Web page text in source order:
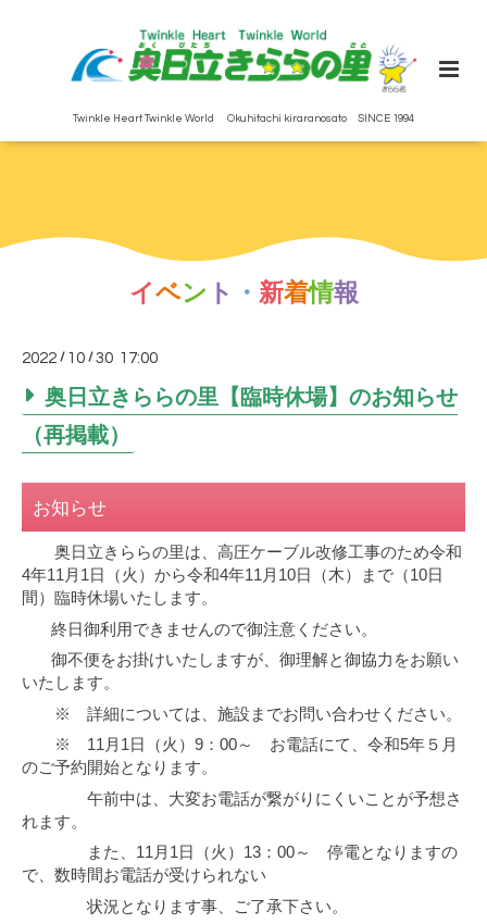
Twinkle Heart Twinkle World Okuhitachi kiraranosato SINCE 1994
イ ベン ト ・ 新着情報
2022 / 10 /30 17:00
奥日立きららの里【臨時休場】のお知らせ
（再掲載）
お知らせ
奥日立きららの里は、高圧ケーブル改修工事のため令和
4年11月1日（火）から令和4年11月10日（木）まで（10日
間）臨時休場いたします。
終日御利用できませんので御注意ください。
御不便をお掛けいたしますが、御理解と御協力をお願い
いたします。
※ 詳細については、施設までお問い合わせください。
※ 11月1日（火）9：00～ お電話にて、令和5年５月
のご予約開始となります。
午前中は、大変お電話が繋がりにくいことが予想さ
れます。
また、11月1日（火）13：00～ 停電となりますの
で、数時間お電話が受けられない
状況となります事、ご了承下さい。